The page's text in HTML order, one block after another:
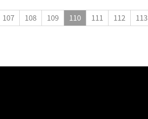
107 108 109 110 111 112 113